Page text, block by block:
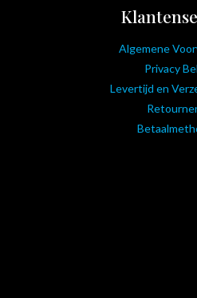
Algemene
Privacy
Levertijd en